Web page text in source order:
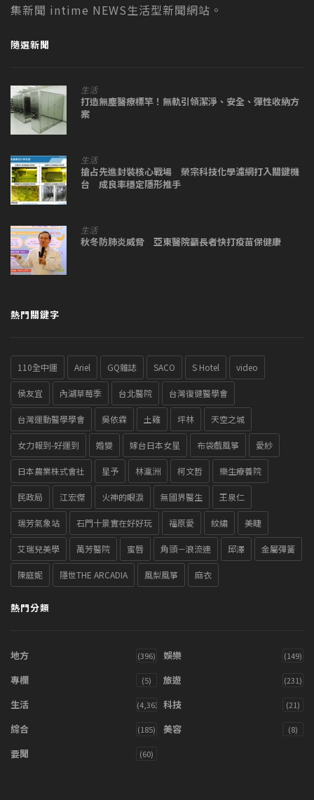
集新聞 intime NEWS生活型新聞網站。
隨選新聞
生活
打造無塵醫療標竿！無軌引領潔淨、安全、彈性收納方
案
生活
搶占先進封裝核心戰場 榮宗科技化學濾網打入關鍵機
台 成良率穩定隱形推手
生活
秋冬防肺炎威脅 亞東醫院籲長者快打疫苗保健康
熱門關鍵字
110全中運 Ariel GQ雜誌 SACO S Hotel video
侯友宜 內湖草莓季 台北醫院 台灣復健醫學會
台灣運動醫學學會 吳依霖 土雞 坪林 天空之城
女力報到-好運到 婚變 嫁台日本女星 布袋戲風箏 愛紗
日本農業株式會社 星予 林瀛洲 柯文哲 樂生療養院
民政局 江宏傑 火神的眼淚 無國界醫生 王泉仁
瑞芳氣象站 石門十景實在好好玩 福原愛 紋繡 美睫
艾瑞兒美學 萬芳醫院 蜜唇 角頭－浪流連 邱澤 金屬彈簧
陳庭妮 隱世THE ARCADIA 風梨風箏 麻衣
熱門分類
地方 (396) 娛樂 (149)
專欄 (5) 旅遊 (231)
生活 (4,363) 科技 (21)
綜合 (185) 美容 (8)
要聞 (60)